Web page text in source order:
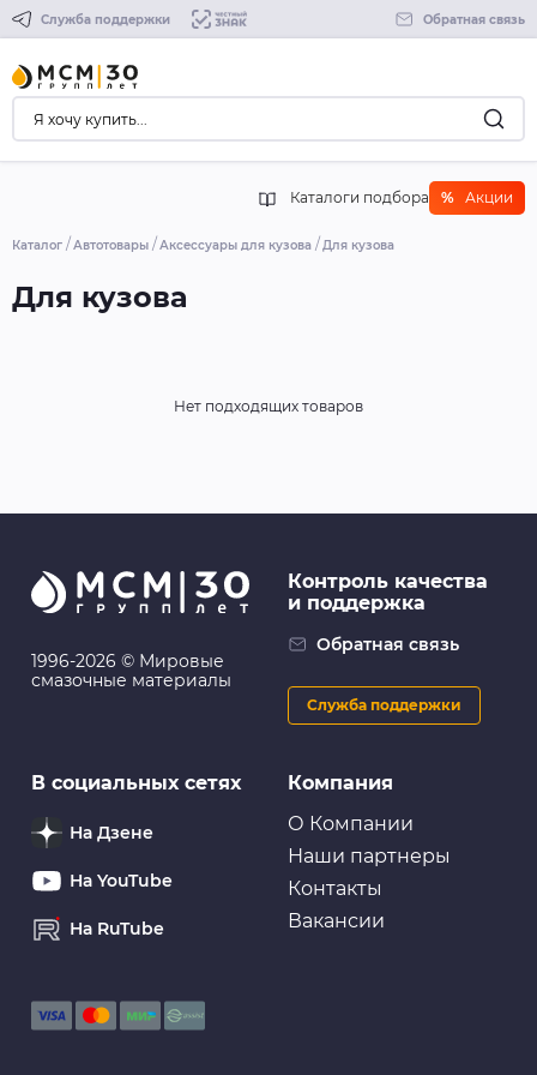
Служба поддержки Обратная связь
Каталоги подбора % Акции
Каталог Автотовары Аксессуары для кузова Для кузова
Для кузова
Нет подходящих товаров
1996-2026 © Мировые
смазочные материалы
Компания
О Компании
Наши партнеры
Контакты
Вакансии
Контроль качества
и поддержка
Обратная связь
Служба поддержки
В социальных сетях
На Дзене
На YouTube
На RuTube